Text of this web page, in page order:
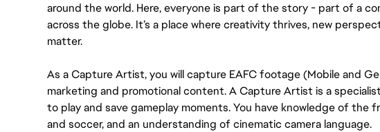
around the world. Here, everyone is part of the story - part of a
across the globe. It’s a place where creativity thrives, new
matter.
As a Capture Artist, you will capture EAFC footage (Mobile and
marketing and promotional content. A Capture Artist is a
to play and save gameplay moments. You have knowledge of the
and soccer, and an understanding of cinematic camera language.